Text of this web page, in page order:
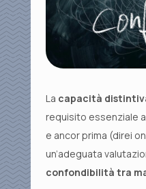
La capacità
requisito essenziale
e ancor prima (direi
un’adeguata
confondibilità tra